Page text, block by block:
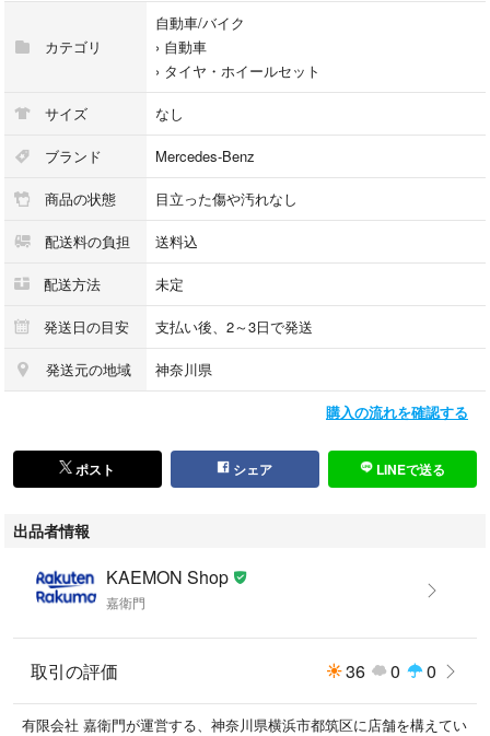
ダンロップ シンクロウェザー オールシーズン
タイヤサイズ
F：225/45R18 残り溝：新品
R：225/45R18 残り溝：新品
メルセデスベンツ/Aクラス（W177）CLAクラス（C118）
Bクラス（W247）CLAシューティングブレーク（X118）
【ホイールの状態】
リム傷補修済みです。目立つキズも無く綺麗な状態です。
■ガリキズ等が無い場合でも日常使用に伴う小キズ、擦り傷等はご了解の
上、ご購入をご検討下さい。
■中古商品に関しましてはリムキズ等がある場合は当方の主観で目立たな
い程度まで補修致します。但し、クロームメッキや特殊な塗料等の場合は
■車検対応に関しましては地域の陸運局や人の見る目等もございますので
当店としましては確実なお答えは控えさせて頂いております。
際、バランスウエイトを剥がしますが、ウエイトを剥がす際のテープの剥
がし跡は残ります。
■走行に支障をきたすような、曲がり、歪み、クラック等は検品済みとな
りますので安心してご使用頂けます。
□新品、未使用品のホイールに関しましては新品の箱入りの完品とは違い
ます。店舗にて展示している商品もございますので展示上、保管上での拭
き傷、磨き傷等がある場合がございますので予めご了承下さい。
カテゴリ
自動車/バイク
› 自動車
› タイヤ・ホイールセット
サイズ なし
ブランド Mercedes-Benz
商品の状態 目立った傷や汚れなし
配送料の負担 送料込
配送方法 未定
発送日の目安 支払い後、2～3日で発送
発送元の地域 神奈川県
購入の流れを確認する
ポスト シェア LINEで送る
出品者情報
KAEMON Shop
嘉衛門
取引の評価 36 0 0
有限会社 嘉衛門が運営する、神奈川県横浜市都筑区に店舗を構えてい